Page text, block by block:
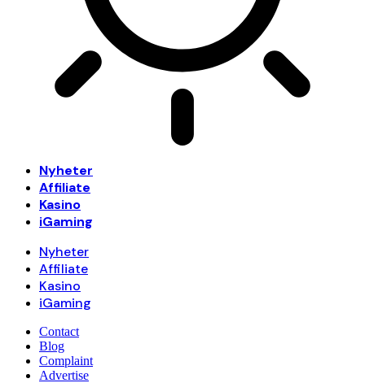
Nyheter
Affiliate
Kasino
iGaming
Nyheter
Affiliate
Kasino
iGaming
Contact
Blog
Complaint
Advertise